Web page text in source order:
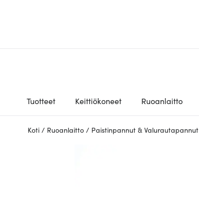
Tuotteet Keittiökoneet Ruoanlaitto
Koti / Ruoanlaitto / Paistinpannut & Valurautapannut